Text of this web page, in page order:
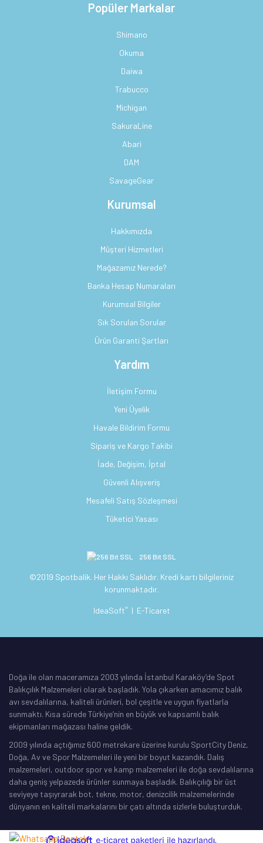
Popüler Markalar
Shimano
Okuma
Daiwa
Trabucco
Michigan
SakuraLine
Abari
DAM
SavageGear
Kurumsal
Hakkımızda
Müşteri Hizmetleri
Mağazamız Nerede?
Banka Hesap Numaraları
Kurumsal Bilgiler
Sık Sorulan Sorular
Ürün Garanti Şartları
Yardım
İletişim Formu
Yeni Üyelik
Havale Bildirim Formu
Sipariş ve Kargo Takibi
İade, Değişim, İptal
Güvenli Alışveriş
Mesafeli Satış Sözleşmesi
Tüketici Yasası
256 Bit SSL
©2019 Spotbalik. Her Hakkı Saklıdır. Kredi kartı bilgileriniz
korunmaktadır.
IdeaSoft® | E-Ticaret
Doğa ile olan maceramıza 2003 yılında İstanbul Karaköy’de Spot
Balıkçılık Malzemeleri olarak başladık. Yola çıkarken amacımız balık
avı sevdalılarına, kaliteli ürünleri, bol çeşitle ve uygun fiyatlarla
sunmaktı. Kısa sürede Türkiye’nin en büyük ve kapsamlı balık
ekipmanları mağazası haline geldik.
2009 yılında açtığımız 600 metrekare üzerine kurulu SportCity Deniz,
Doğa, Av ve Spor Malzemeleri ile yeni bir boyut kazandık. Dalış
malzemeleri, outdoor spor ve kamp malzemeleri ile doğa sevdalılarına
daha geniş yelpazede ürünler sunmaya başladık. Balıkçılığı bir üst
seviyeye taşıyrarak bot, tekne, motor, denizcilik malzemelerinde
dünyanın en kaliteli markalarını bir çatı altında sizlerle buluşturduk.
ideasoft e-